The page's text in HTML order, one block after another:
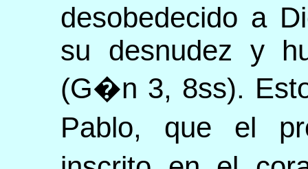
desobedecido a
su desnudez y
(G�n 3, 8ss).
Pablo, que el